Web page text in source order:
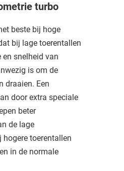
turbo
beste bij hoge
bij lage toerentallen
snelheid van
is om de
draaien. Een
door extra speciale
beter
de lage
hogere toerentallen
in de normale